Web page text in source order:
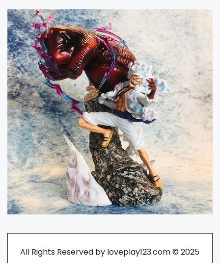
All Rights Reserved by loveplay123.com © 2025